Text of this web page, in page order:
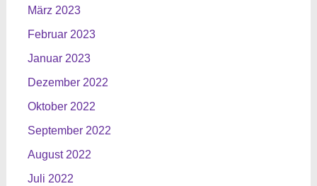
März 2023
Februar 2023
Januar 2023
Dezember 2022
Oktober 2022
September 2022
August 2022
Juli 2022